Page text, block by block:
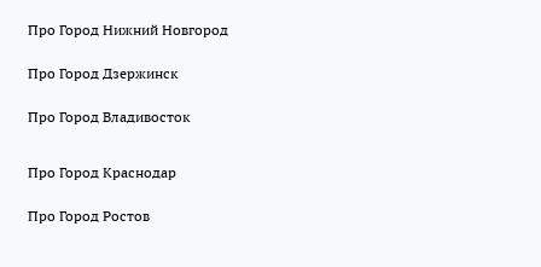
Про Город Нижний Новгород
Про Город Дзержинск
Про Город Владивосток
Про Город Краснодар
Про Город Ростов